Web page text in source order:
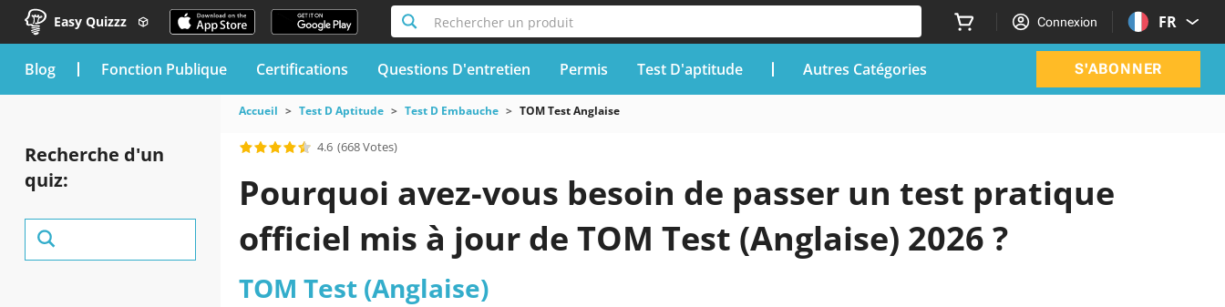
Easy Quizzz Rechercher un produit Connexion FR
blog Fonction Publique Certifications Questions D'entretien Permis Test D'aptitude Autres Catégories S'ABONNER
Recherche d'un
quiz:
Accueil Test D Aptitude Test D Embauche TOM Test Anglaise
4.6 (668 Votes)
Pourquoi avez-vous besoin de passer un test pratique
officiel mis à jour de TOM Test (Anglaise) 2026 ?
TOM Test (Anglaise)